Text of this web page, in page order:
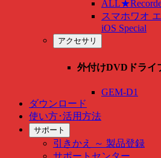
スマホワオ
iOS Special
アクセサリ
外付けDVDドライ
GEM-D1
ダウンロード
使い方･活用方法
サポート
引きかえ ～ 製品登録
サポートセンター